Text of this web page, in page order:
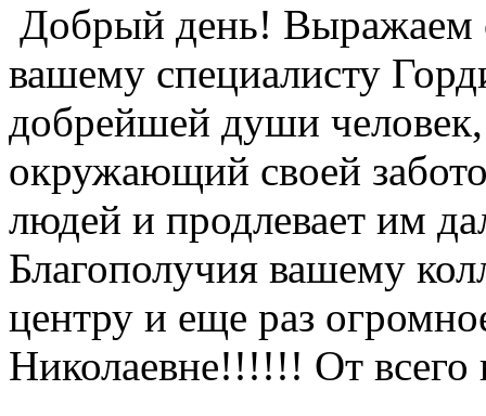
Добрый день! Выражаем
вашему специалисту
добрейшей души
окружающий своей
людей и продлевает им
Благополучия вашему
центру и еще раз
Николаевне!!!!!! От